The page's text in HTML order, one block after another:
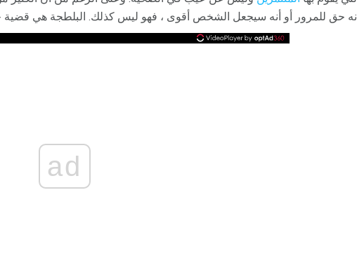
أنه حق للمرور أو أنه سيجعل الشخص أقوى ، فهو ليس كذلك. البلطجة هي قضية
ad